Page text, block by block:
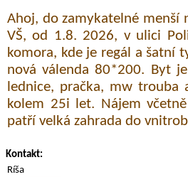
Ahoj, do zamykatelné menší
VŠ, od 1.8. 2026, v ulici
komora, kde je regál a šatní
nová válenda 80*200. Byt
lednice, pračka, mw
kolem 25i let. Nájem
patří velká zahrada do
Kontakt:
Ríša